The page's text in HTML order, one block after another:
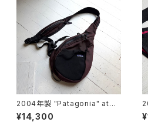
2004年製 "Patagonia" ato
m shoulder bag
¥14,300